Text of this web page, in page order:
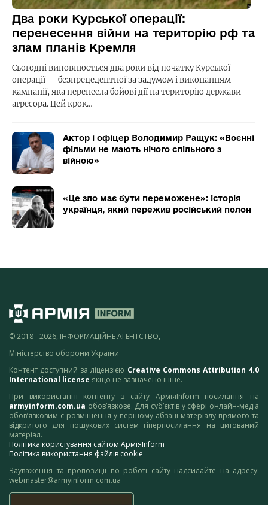
Два роки Курської операції:
перенесення війни на територію рф та
злам планів Кремля
Сьогодні виповнюється два роки від початку Курської
операції — безпрецедентної за задумом і виконанням
кампанії, яка перенесла бойові дії на територію держави-
агресора. Цей крок…
Актор і офіцер Володимир Ращук: «Воєнні
фільми не мають нічого спільного з
війною»
«Це зло має бути переможене»: історія
українця, який пережив російський полон
© 2018 - 2026, ІНФОРМАЦІЙНЕ АГЕНТСТВО,
Міністерство оборони України
Контент доступний за ліцензією Creative Commons Attribution 4.0
International license якщо не зазначено інше.
При використанні контенту з сайту АрміяInform посилання на
armyinform.com.ua обов’язкове. Для суб’єктів у сфері онлайн-медіа
обов’язковим є розміщення у першому абзаці матеріалу прямого та
відкритого для пошукових систем гіперпосилання на цитований
матеріал.
Політика користування сайтом АрміяInform
Політика використання файлів cookie
Зауваження та пропозиції по роботі сайту надсилайте на адресу:
webmaster@armyinform.com.ua